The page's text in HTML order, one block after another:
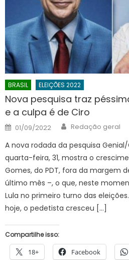
BRASIL ELEIÇÕES 2022
Nova pesquisa traz
e a culpa é de Ciro
Posted
on
01/09/2022 Author
Redação geral
A nova rodada da pesquisa
quarta-feira, 31, mostra o
Gomes, do PDT, fora da margem
último mês –, o que, neste
Lula no primeiro turno das
hoje, o pedetista cresceu […]
Compartilhe isso:
18+ Facebook